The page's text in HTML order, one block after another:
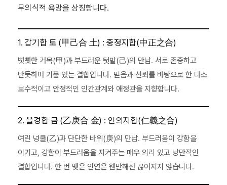
무의식적 욕망을 상징합니다.
1. 갑기합 토 (甲己合 土) : 중정지합(中正之合)
뻣뻣한 거목(甲)과 부드러운 텃밭(己)의 만남. 서로 존중하고
반듯하며 기품 있는 결합입니다. 믿음과 신뢰를 바탕으로 한 다소
보수적이고 안정적인 인간관계와 애정관을 지향합니다.
2. 을경합 금 (乙庚合 金) : 인의지합(仁義之合)
여린 넝쿨(乙)과 단단한 바위(庚)의 만남. 부드러움이 강함을
이기고, 강함이 부드러움을 지켜주는 매우 의리 있고 낭만적인
결합입니다. 한 번 맺은 인연은 웬만해선 끊어지지 않습니다.